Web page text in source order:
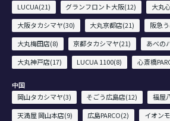
LUCUA(21)
グランフロント大阪(12)
大丸
大阪タカシマヤ(30)
大丸京都店(21)
阪急
大丸梅田店(8)
京都タカシマヤ(21)
あべの
大丸神戸店(17)
LUCUA 1100(8) 心斎橋
中国
岡山タカシマヤ(3)
そごう広島店(12)
福屋
天満屋 岡山本店(9)
広島PARCO(2)
イオン